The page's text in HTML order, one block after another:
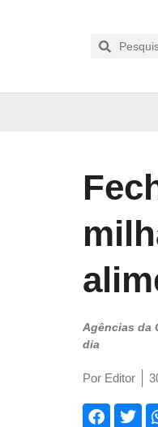
Agências da
dia
Por Editor